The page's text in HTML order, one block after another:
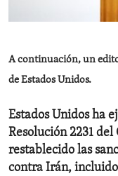
ENVIRONMENT
A continuación, un
de Estados Unidos.
Estados Unidos ha
Resolución 2231
restablecido las
contra Irán,